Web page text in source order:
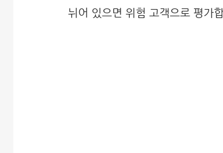
뉘어 있으면 위험 고객으로 평가